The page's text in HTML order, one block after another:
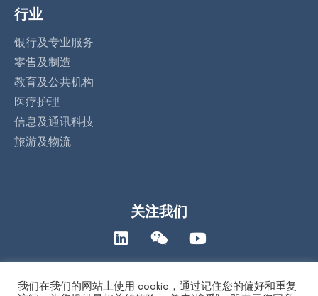
行业
银行及专业服务
零售及制造
教育及公共机构
医疗护理
信息及通讯科技
旅游及物流
关注我们
联络我们
我们在我们的网站上使用 cookie，通过记住您的偏好和重复